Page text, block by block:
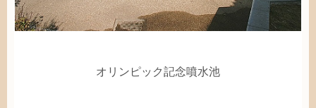
オリンピック記念噴水池